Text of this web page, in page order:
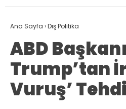
Ana Sayfa ›Dış Politika
ABD Başkanı
Trump’tan
Vuruş’